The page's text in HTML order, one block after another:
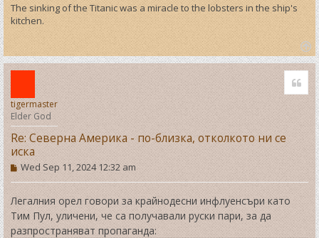
The sinking of the Titanic was a miracle to the lobsters in the ship's
kitchen.
T
o
p
tigermaster
Elder God
Re: Северна Америка - по-близка, отколкото ни се
иска
P
o
s
t
Wed Sep 11, 2024 12:32 am
Легалния орел говори за крайнодесни инфлуенсъри като
Тим Пул, уличени, че са получавали руски пари, за да
разпространяват пропаганда: